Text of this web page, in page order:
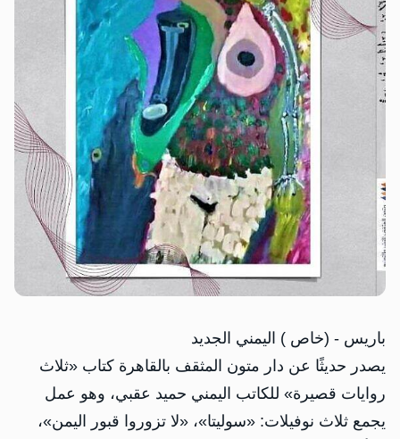
باريس - (خاص ) اليمني الجديد
يصدر حديثًا عن دار متون المثقف بالقاهرة كتاب «ثلاث
روايات قصيرة» للكاتب اليمني حميد عقبي، وهو عمل
يجمع ثلاث نوفيلات: «سوليتا»، «لا تزوروا قبور اليمن»،